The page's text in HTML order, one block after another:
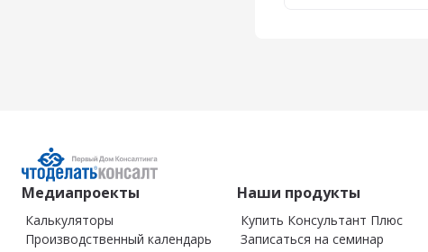
Медиапроекты
Калькуляторы
Производственный календарь
Наши продукты
Купить Консультант Плюс
Записаться на семинар